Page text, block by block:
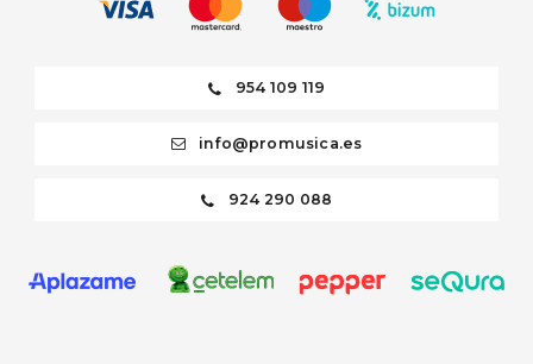
954 109 119
info@promusica.es
924 290 088